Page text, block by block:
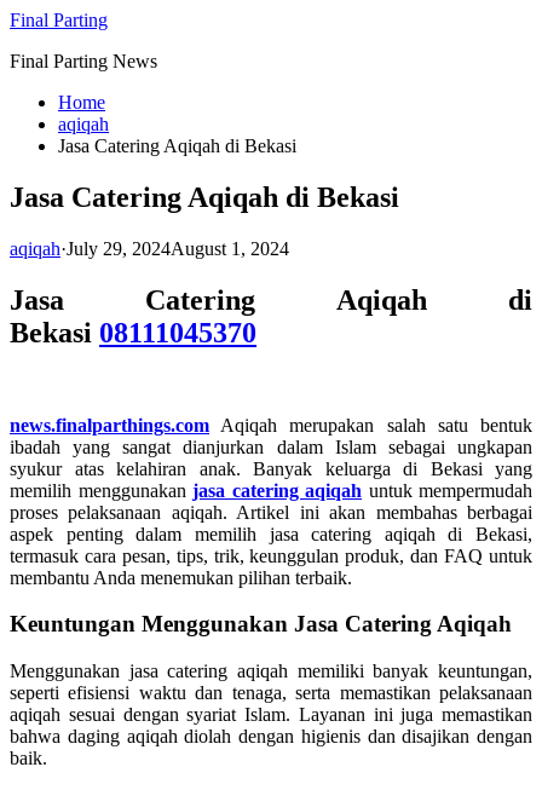
Skip
content
Final Parting
Final Parting News
Home
aqiqah
Jasa Catering Aqiqah di Bekasi
Jasa Catering Aqiqah di Bekasi
aqiqah·July 29, 2024August 1, 2024
Jasa Catering Aqiqah di
Bekasi 08111045370
news.finalparthings.com Aqiqah merupakan salah satu bentuk
ibadah yang sangat dianjurkan dalam Islam sebagai ungkapan
syukur atas kelahiran anak. Banyak keluarga di Bekasi yang
memilih menggunakan jasa catering aqiqah untuk mempermudah
proses pelaksanaan aqiqah. Artikel ini akan membahas berbagai
aspek penting dalam memilih jasa catering aqiqah di Bekasi,
termasuk cara pesan, tips, trik, keunggulan produk, dan FAQ untuk
membantu Anda menemukan pilihan terbaik.
Keuntungan Menggunakan Jasa Catering Aqiqah
Menggunakan jasa catering aqiqah memiliki banyak keuntungan,
seperti efisiensi waktu dan tenaga, serta memastikan pelaksanaan
aqiqah sesuai dengan syariat Islam. Layanan ini juga memastikan
bahwa daging aqiqah diolah dengan higienis dan disajikan dengan
baik.